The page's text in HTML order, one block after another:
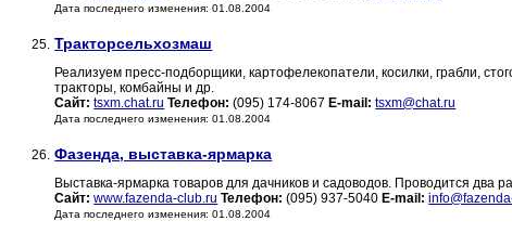
Дата последнего изменения: 01.08.2004
25. Тракторсельхозмаш
Реализуем пресс-подборщики, картофелекопатели, косилки, грабли,
тракторы, комбайны и др.
Сайт: tsxm.chat.ru Телефон: (095) 174-8067 E-mail: tsxm@chat.ru
Дата последнего изменения: 01.08.2004
26. Фазенда, выставка-ярмарка
Выставка-ярмарка товаров для дачников и садоводов. Проводится два
Сайт: www.fazenda-club.ru Телефон: (095) 937-5040 E-mail:
Дата последнего изменения: 01.08.2004